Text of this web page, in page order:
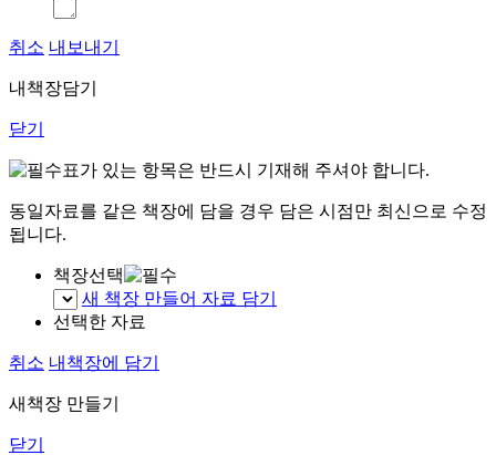
취소 내보내기
내책장담기
닫기
표가 있는 항목은 반드시 기재해 주셔야 합니다.
동일자료를 같은 책장에 담을 경우 담은 시점만 최신으로 수정
됩니다.
책장선택
새 책장 만들어 자료 담기
선택한 자료
취소 내책장에 담기
새책장 만들기
닫기